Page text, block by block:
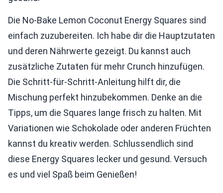
Die No-Bake Lemon Coconut Energy Squares sind
einfach zuzubereiten. Ich habe dir die Hauptzutaten
und deren Nährwerte gezeigt. Du kannst auch
zusätzliche Zutaten für mehr Crunch hinzufügen.
Die Schritt-für-Schritt-Anleitung hilft dir, die
Mischung perfekt hinzubekommen. Denke an die
Tipps, um die Squares lange frisch zu halten. Mit
Variationen wie Schokolade oder anderen Früchten
kannst du kreativ werden. Schlussendlich sind
diese Energy Squares lecker und gesund. Versuch
es und viel Spaß beim Genießen!